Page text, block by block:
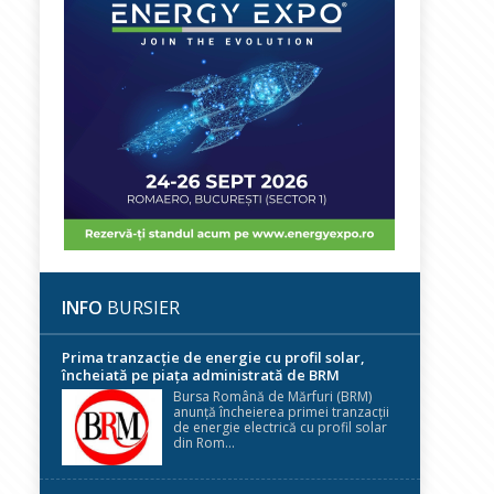
INFO BURSIER
Prima tranzacție de energie cu profil solar,
încheiată pe piața administrată de BRM
Bursa Română de Mărfuri (BRM)
anunță încheierea primei tranzacții
de energie electrică cu profil solar
din Rom...